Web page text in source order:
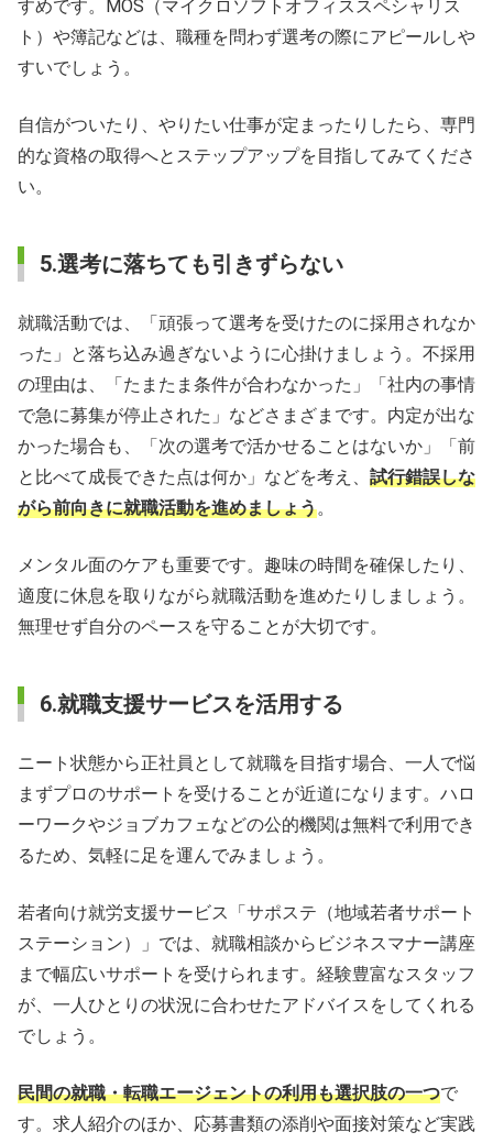
すめです。MOS（マイクロソフトオフィススペシャリス
ト）や簿記などは、職種を問わず選考の際にアピールしや
すいでしょう。
自信がついたり、やりたい仕事が定まったりしたら、専門
的な資格の取得へとステップアップを目指してみてくださ
い。
5.選考に落ちても引きずらない
就職活動では、「頑張って選考を受けたのに採用されなか
った」と落ち込み過ぎないように心掛けましょう。不採用
の理由は、「たまたま条件が合わなかった」「社内の事情
で急に募集が停止された」などさまざまです。内定が出な
かった場合も、「次の選考で活かせることはないか」「前
と比べて成長できた点は何か」などを考え、 試行錯誤しな
がら前向きに就職活動を進めましょう。
メンタル面のケアも重要です。趣味の時間を確保したり、
適度に休息を取りながら就職活動を進めたりしましょう。
無理せず自分のペースを守ることが大切です。
6.就職支援サービスを活用する
ニート状態から正社員として就職を目指す場合、一人で悩
まずプロのサポートを受けることが近道になります。ハロ
ーワークやジョブカフェなどの公的機関は無料で利用でき
るため、気軽に足を運んでみましょう。
若者向け就労支援サービス「サポステ（地域若者サポート
ステーション）」では、就職相談からビジネスマナー講座
まで幅広いサポートを受けられます。経験豊富なスタッフ
が、一人ひとりの状況に合わせたアドバイスをしてくれる
でしょう。
民間の就職・転職エージェントの利用も選択肢の一つで
す。求人紹介のほか、応募書類の添削や面接対策など実践